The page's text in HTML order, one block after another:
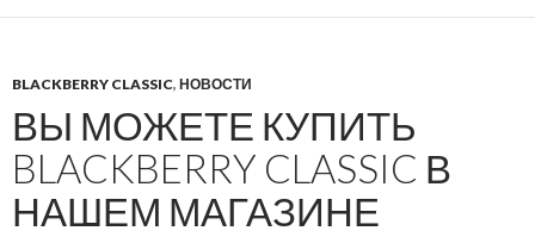
BLACKBERRY CLASSIC, НОВОСТИ
ВЫ МОЖЕТЕ КУПИТЬ
BLACKBERRY CLASSIC В
НАШЕМ МАГАЗИНЕ